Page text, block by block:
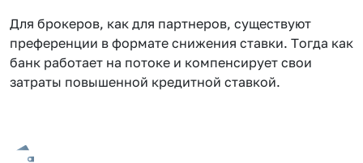
Для брокеров, как для партнеров, существуют
преференции в формате снижения ставки. Тогда как
банк работает на потоке и компенсирует свои
затраты повышенной кредитной ставкой.